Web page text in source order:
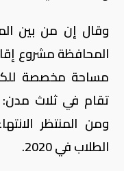
وقال إن من بين
المحافظة مشروع
تقام في ثلاث مدن:
ومن المنتظر
الطلاب في 2020.